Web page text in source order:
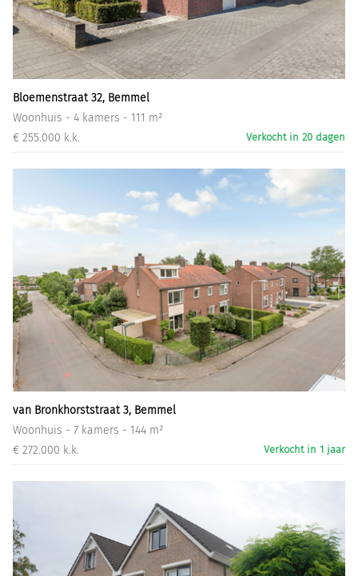
Informatiegesprek
Inloggen
Bloemenstraat 32, Bemmel
Woonhuis - 4 kamers - 111 m²
€ 255.000 k.k.
Verkocht in 20 dagen
van Bronkhorststraat 3, Bemmel
Woonhuis - 7 kamers - 144 m²
€ 272.000 k.k.
Verkocht in 1 jaar